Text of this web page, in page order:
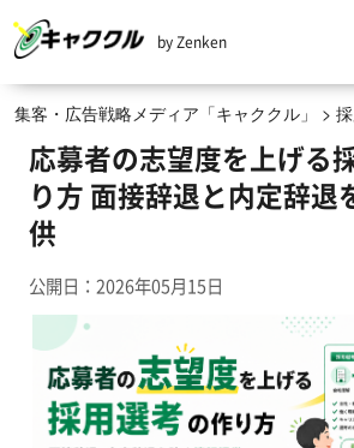
by Zenken
集客・広告戦略メディア「キャククル」 >
応募者の志望度を上げる
り方 面接辞退と内定辞退
供
公開日：2026年05月15日